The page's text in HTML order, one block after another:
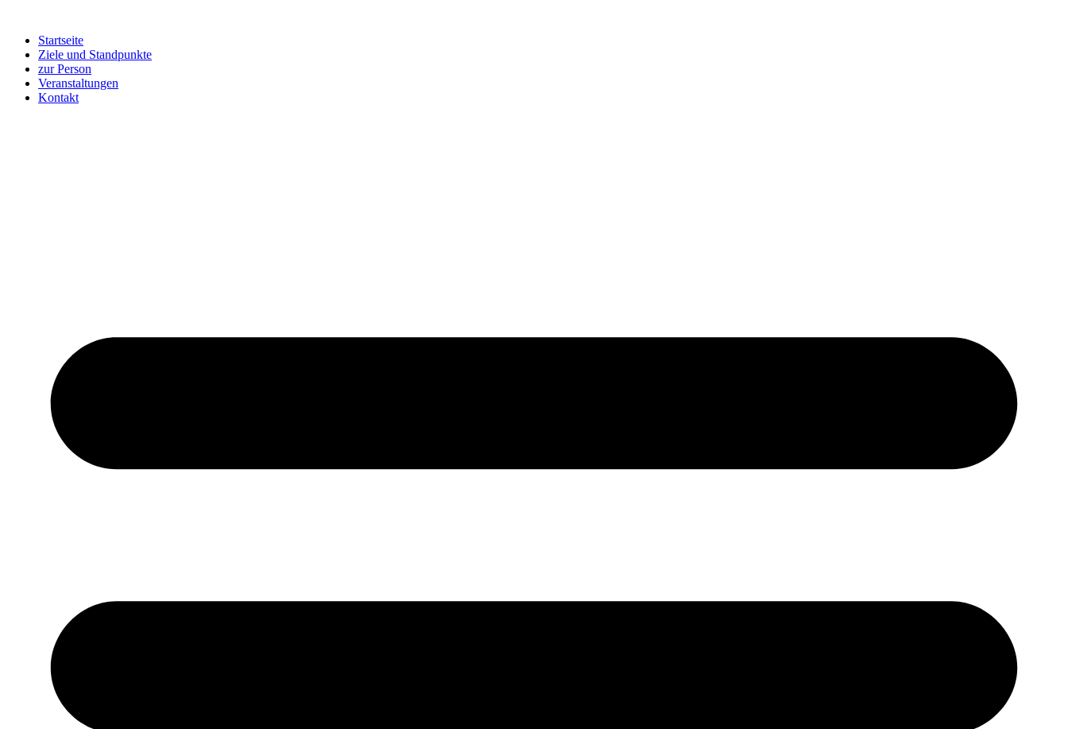
springenStartseite
Ziele und Standpunkte
zur Person
Veranstaltungen
Kontakt